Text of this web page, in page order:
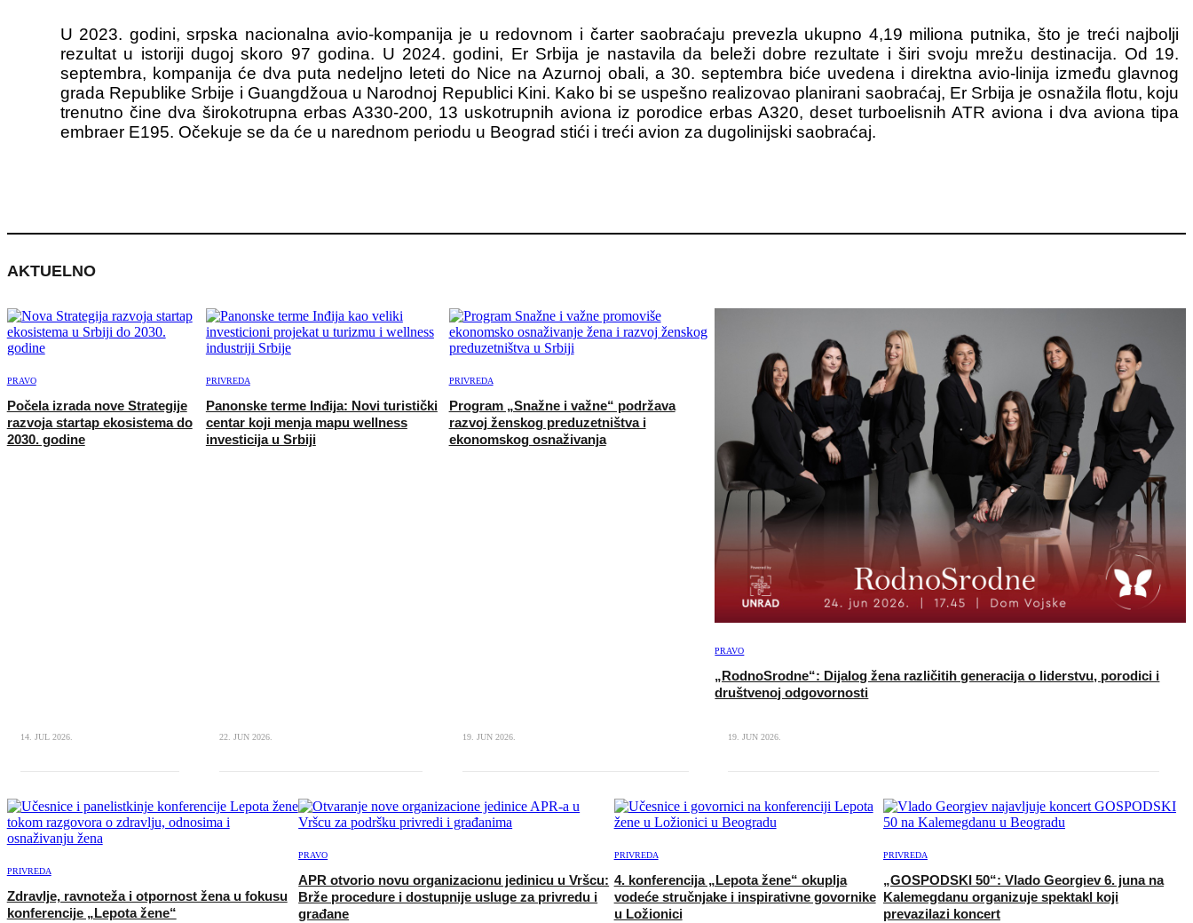
U 2023. godini, srpska nacionalna avio-kompanija je u redovnom i čarter saobraćaju prevezla ukupno 4,19 miliona putnika, što je treći najbolji
rezultat u istoriji dugoj skoro 97 godina. U 2024. godini, Er Srbija je nastavila da beleži dobre rezultate i širi svoju mrežu destinacija. Od 19.
septembra, kompanija će dva puta nedeljno leteti do Nice na Azurnoj obali, a 30. septembra biće uvedena i direktna avio-linija između glavnog
grada Republike Srbije i Guangdžoua u Narodnoj Republici Kini. Kako bi se uspešno realizovao planirani saobraćaj, Er Srbija je osnažila flotu, koju
trenutno čine dva širokotrupna erbas A330-200, 13 uskotrupnih aviona iz porodice erbas A320, deset turboelisnih ATR aviona i dva aviona tipa
embraer E195. Očekuje se da će u narednom periodu u Beograd stići i treći avion za dugolinijski saobraćaj.
AKTUELNO
PRAVO
Počela izrada nove Strategije
razvoja startap ekosistema do
2030. godine
14. JUL 2026.
PRIVREDA
Panonske terme Inđija: Novi turistički
centar koji menja mapu wellness
investicija u Srbiji
22. JUN 2026.
PRIVREDA
Program „Snažne i važne“ podržava
razvoj ženskog preduzetništva i
ekonomskog osnaživanja
19. JUN 2026.
PRAVO
„RodnoSrodne“: Dijalog žena različitih generacija o liderstvu, porodici i
društvenoj odgovornosti
19. JUN 2026.
PRIVREDA
Zdravlje, ravnoteža i otpornost žena u fokusu
konferencije „Lepota žene“
PRAVO
APR otvorio novu organizacionu jedinicu u Vršcu:
Brže procedure i dostupnije usluge za privredu i
građane
PRIVREDA
4. konferencija „Lepota žene“ okuplja
vodeće stručnjake i inspirativne govornike
u Ložionici
PRIVREDA
„GOSPODSKI 50“: Vlado Georgiev 6. juna na
Kalemegdanu organizuje spektakl koji
prevazilazi koncert